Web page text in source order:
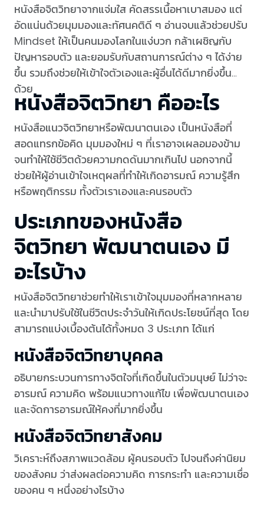
หนังสือจิตวิทยาจากแจ่มใส คัดสรรเนื้อหาเบาสมอง แต่
อัดแน่นด้วยมุมมองและทัศนคติดี ๆ อ่านจบแล้วช่วยปรับ
Mindset ให้เป็นคนมองโลกในแง่บวก กล้าเผชิญกับ
ปัญหารอบตัว และยอมรับกับสถานการณ์ต่าง ๆ ได้ง่าย
ขึ้น รวมถึงช่วยให้เข้าใจตัวเองและผู้อื่นได้ดีมากยิ่งขึ้น
ด้วย
หนังสือจิตวิทยา คืออะไร
หนังสือแนวจิตวิทยาหรือพัฒนาตนเอง เป็นหนังสือที่
สอดแทรกข้อคิด มุมมองใหม่ ๆ ที่เราอาจเผลอมองข้าม
จนทำให้ใช้ชีวิตด้วยความกดดันมากเกินไป นอกจากนี้
ช่วยให้ผู้อ่านเข้าใจเหตุผลที่ทำให้เกิดอารมณ์ ความรู้สึก
หรือพฤติกรรม ทั้งตัวเราเองและคนรอบตัว
ประเภทของหนังสือ
จิตวิทยา พัฒนาตนเอง มี
อะไรบ้าง
หนังสือจิตวิทยาช่วยทำให้เราเข้าใจมุมมองที่หลากหลาย
และนำมาปรับใช้ในชีวิตประจำวันให้เกิดประโยชน์ที่สุด โดย
สามารถแบ่งเบื้องต้นได้ทั้งหมด 3 ประเภท ได้แก่
หนังสือจิตวิทยาบุคคล
อธิบายกระบวนการทางจิตใจที่เกิดขึ้นในตัวมนุษย์ ไม่ว่าจะ
อารมณ์ ความคิด พร้อมแนวทางแก้ไข เพื่อพัฒนาตนเอง
และจัดการอารมณ์ให้คงที่มากยิ่งขึ้น
หนังสือจิตวิทยาสังคม
วิเคราะห์ถึงสภาพแวดล้อม ผู้คนรอบตัว ไปจนถึงค่านิยม
ของสังคม ว่าส่งผลต่อความคิด การกระทำ และความเชื่อ
ของคน ๆ หนึ่งอย่างไรบ้าง